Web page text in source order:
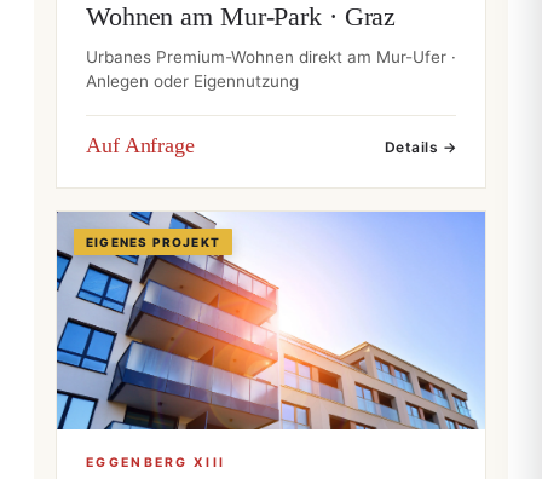
Wohnen am Mur-Park · Graz
Urbanes Premium-Wohnen direkt am Mur-Ufer ·
Anlegen oder Eigennutzung
Auf Anfrage Details →
EIGENES PROJEKT
EGGENBERG XIII